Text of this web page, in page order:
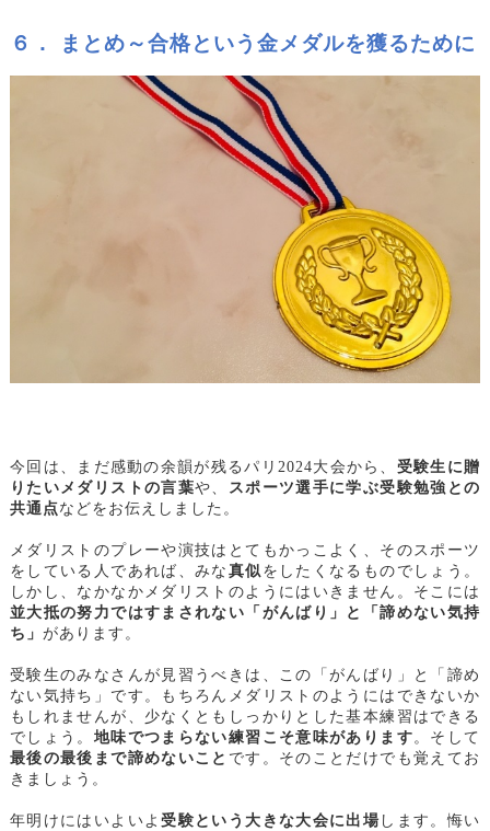
６． まとめ～合格という金メダルを獲るために
今回は、まだ感動の余韻が残るパリ2024大会から、 受験生に贈
りたいメダリストの言葉や、
スポーツ選手に学ぶ受験勉強との
共通点などをお伝えしました。
メダリストのプレーや演技はとてもかっこよく、そのスポーツ
をしている人であれば、みな 真似 をしたくなるものでしょう。
しかし、なかなかメダリストのようにはいきません。そこには
並大抵の努力ではすまされない「がんばり」と「諦めない気持
ち」 があります。
受験生のみなさんが見習うべきは、この「がんばり」と「諦め
ない気持ち」です。もちろんメダリストのようにはできないか
もしれませんが、少なくともしっかりとした基本練習はできる
でしょう。 地味でつまらない練習こそ意味があります 。そして
最後の最後まで諦めないこと です。そのことだけでも覚えてお
きましょう。
年明けにはいよいよ受験という大きな大会に出場 します。悔い